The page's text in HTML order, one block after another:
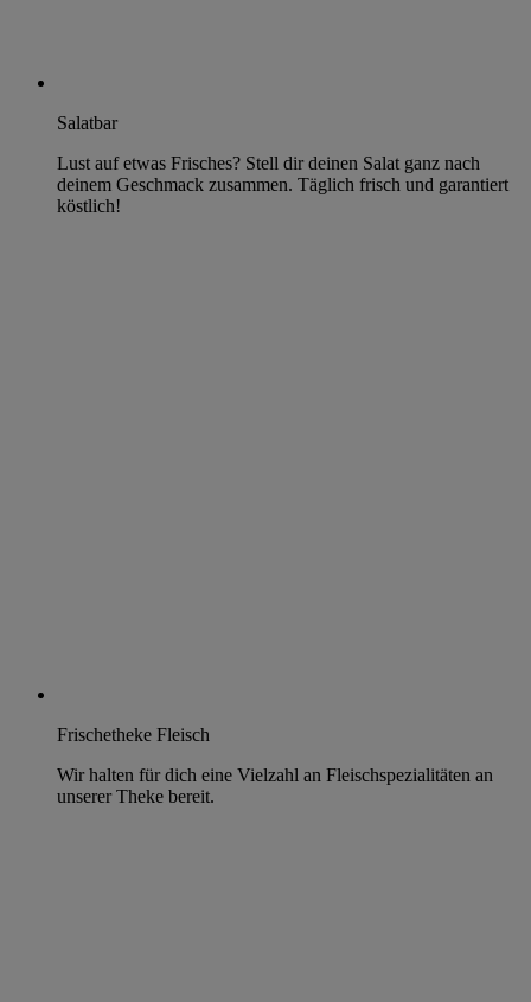
Salatbar
Lust auf etwas Frisches? Stell dir deinen Salat ganz nach
deinem Geschmack zusammen. Täglich frisch und garantiert
köstlich!
Frischetheke Fleisch
Wir halten für dich eine Vielzahl an Fleischspezialitäten an
unserer Theke bereit.